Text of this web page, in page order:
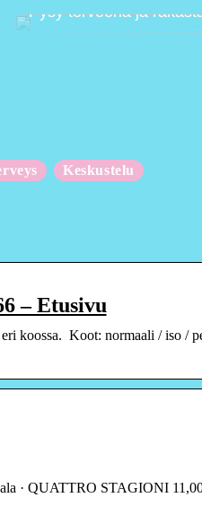
Pysy terveenä ja
Keskustelu
– Etusivu
koossa. ​ ​Koot: normaali / iso /
· QUATTRO STAGIONI